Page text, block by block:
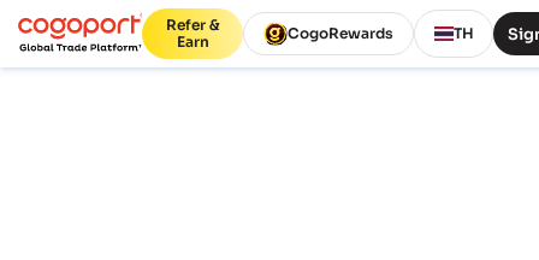
Refer &
Earn
CogoRewards TH